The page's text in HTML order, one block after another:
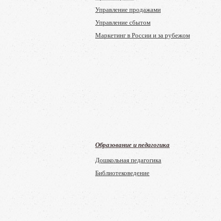
Управление продажами
Управление сбытом
Маркетинг в России и за рубежом
Образование и педагогика
Дошкольная педагогика
Библиотековедение